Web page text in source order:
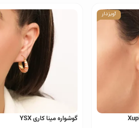
آویزدار
گوشواره مینا کاری YSX